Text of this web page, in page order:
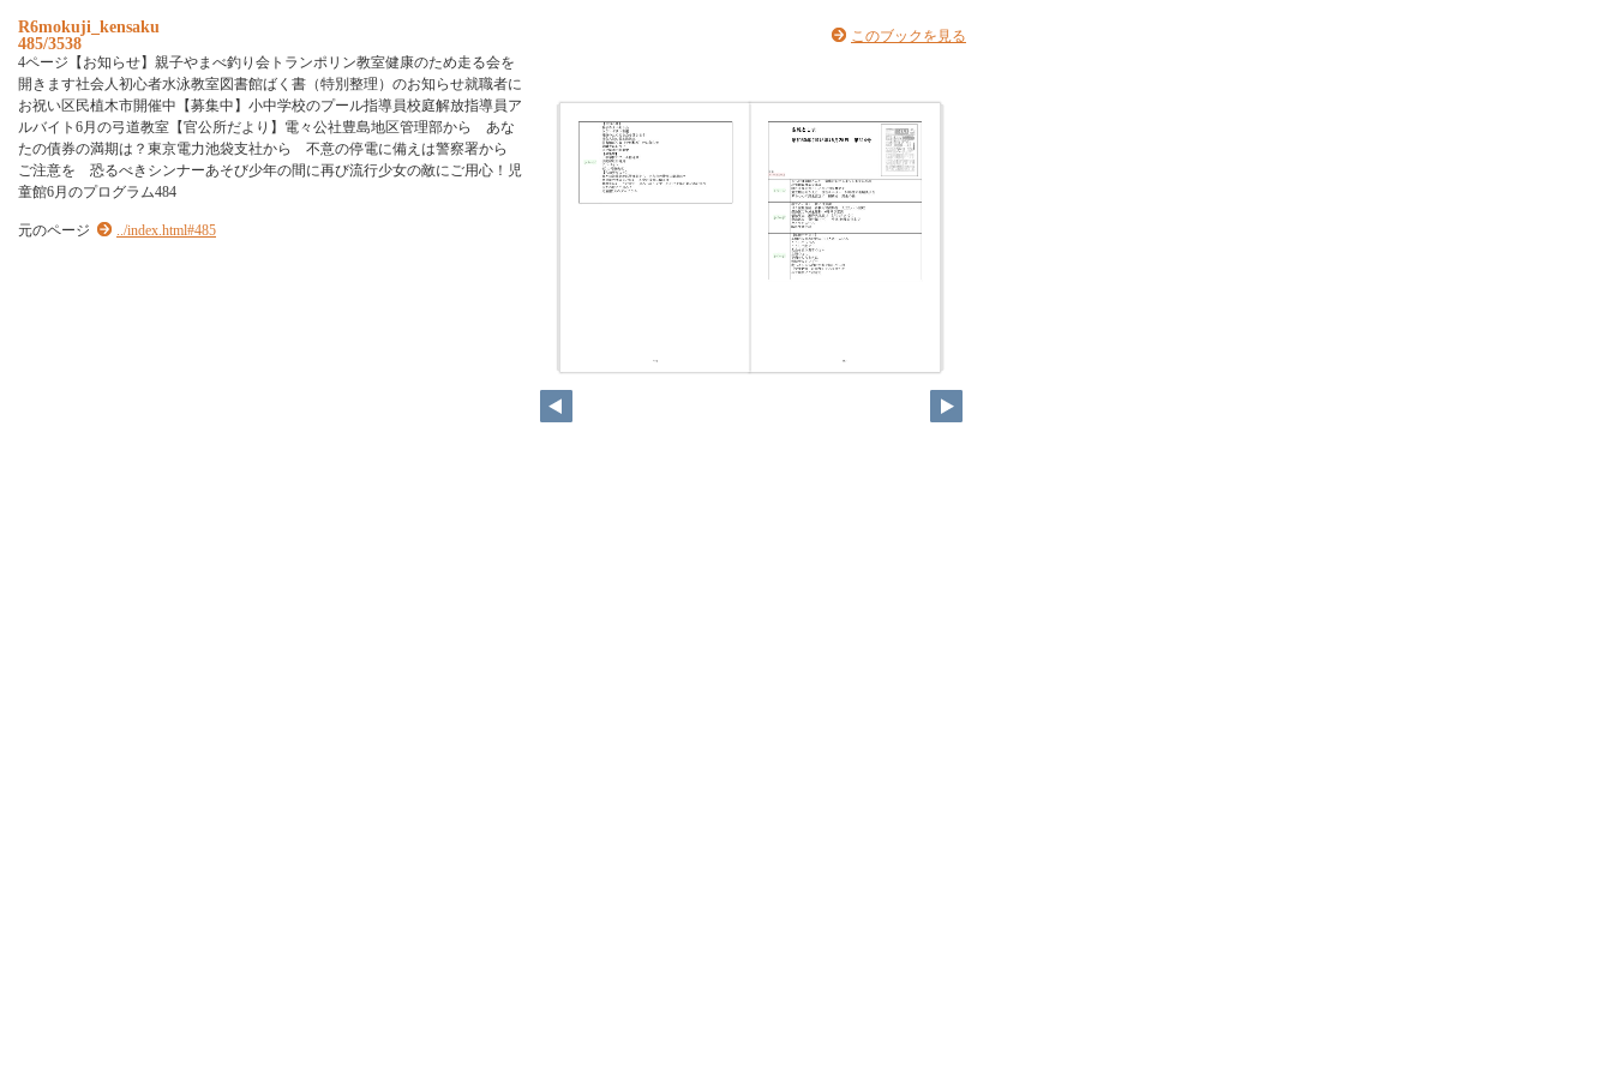
R6mokuji_kensaku
485/3538
4ページ【お知らせ】親子やまべ釣り会トランポリン教室健康のため走る会を
開きます社会人初心者水泳教室図書館ばく書（特別整理）のお知らせ就職者に
お祝い区民植木市開催中【募集中】小中学校のプール指導員校庭解放指導員ア
ルバイト6月の弓道教室【官公所だより】電々公社豊島地区管理部から あな
たの債券の満期は？東京電力池袋支社から 不意の停電に備えは警察署から
ご注意を 恐るべきシンナーあそび少年の間に再び流行少女の敵にご用心！児
童館6月のプログラム484
元のページ ../index.html#485
このブックを見る